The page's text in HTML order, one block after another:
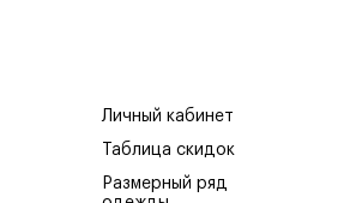
Личный кабинет
Таблица скидок
Размерный ряд